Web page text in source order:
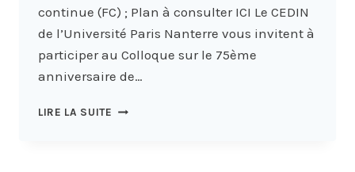
continue (FC) ; Plan à consulter ICI Le CEDIN
de l’Université Paris Nanterre vous invitent à
participer au Colloque sur le 75ème
anniversaire de…
LIRE LA SUITE LA